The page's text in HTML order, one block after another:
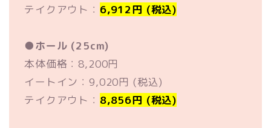
テイクアウト： 6,912円 (税込)
●ホール (25cm)
本体価格：8,200円
イートイン：9,020円 (税込)
テイクアウト： 8,856円 (税込)